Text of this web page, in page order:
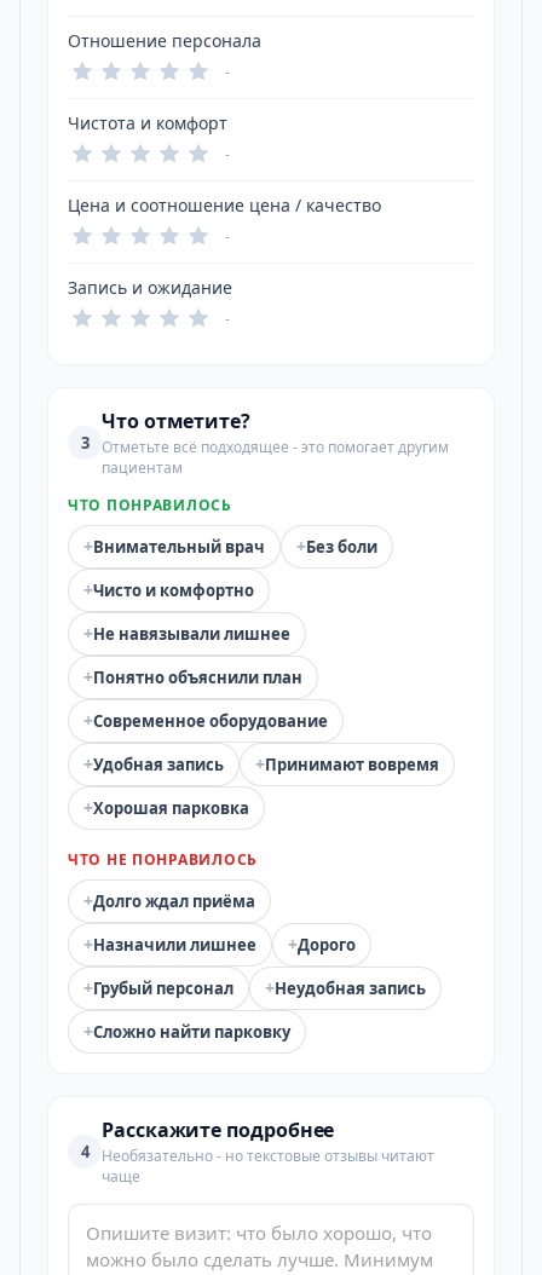
Отношение персонала
-
Чистота и комфорт
-
Цена и соотношение цена / качество
-
Запись и ожидание
-
3
Что отметите?
Отметьте всё подходящее - это помогает другим
пациентам
ЧТО ПОНРАВИЛОСЬ
+Внимательный врач +Без боли
+Чисто и комфортно
+Не навязывали лишнее
+Понятно объяснили план
+Современное оборудование
+Удобная запись +Принимают вовремя
+Хорошая парковка
ЧТО НЕ ПОНРАВИЛОСЬ
+Долго ждал приёма
+Назначили лишнее +Дорого
+Грубый персонал +Неудобная запись
+Сложно найти парковку
4
Расскажите подробнее
Необязательно - но текстовые отзывы читают
чаще